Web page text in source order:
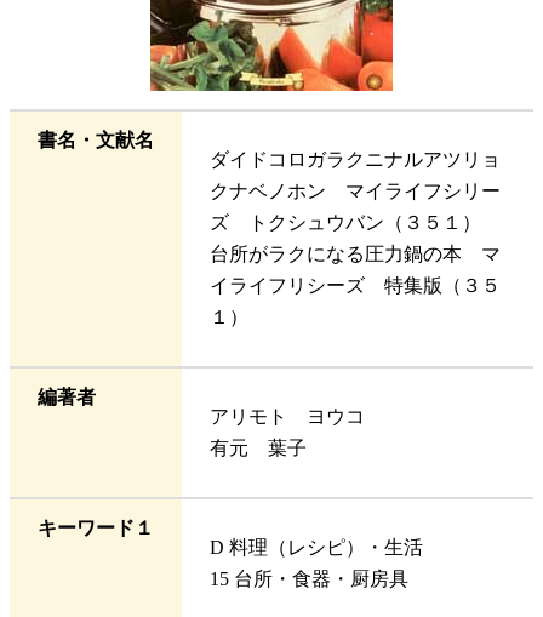
書名・文献名
ダイドコロガラクニナルアツリョ
クナベノホン マイライフシリー
ズ トクシュウバン（３５１）
台所がラクになる圧力鍋の本 マ
イライフリシーズ 特集版（３５
１）
編著者
アリモト ヨウコ
有元 葉子
キーワード１
D 料理（レシピ）・生活
15 台所・食器・厨房具